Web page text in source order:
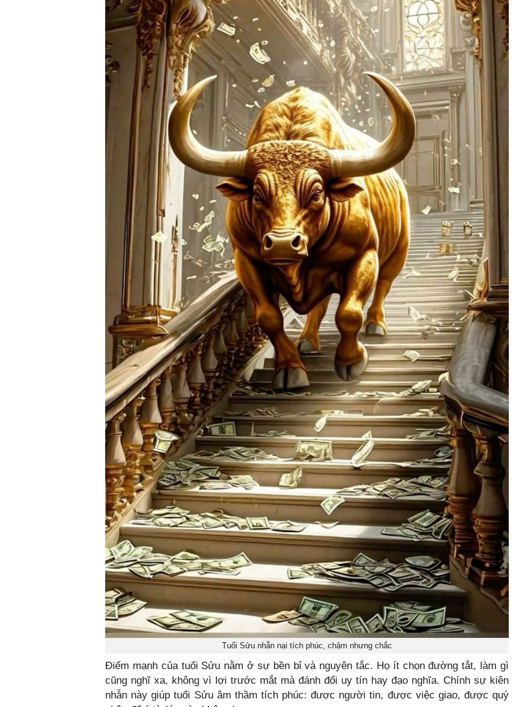
Tuổi Sửu nhẫn nại tích phúc, chậm nhưng chắc
Điểm mạnh của tuổi Sửu nằm ở sự bền bỉ và nguyên tắc. Họ ít chọn đường tắt, làm gì
cũng nghĩ xa, không vì lợi trước mắt mà đánh đổi uy tín hay đạo nghĩa. Chính sự kiên
nhẫn này giúp tuổi Sửu âm thầm tích phúc: được người tin, được việc giao, được quý